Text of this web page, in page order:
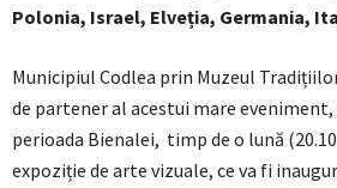
Polonia, Israel, Elveția, Germania,
Municipiul Codlea prin Muzeul
de partener al acestui mare
perioada Bienalei, timp de o lună
expoziție de arte vizuale, ce va fi